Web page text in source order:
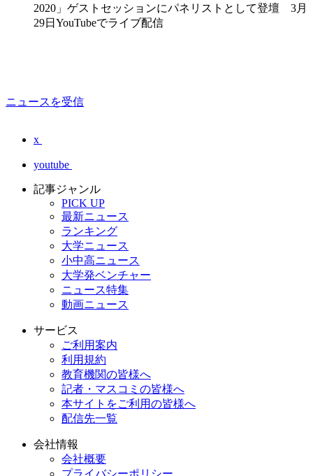
2020」ゲストセッションにパネリストとして登壇 3月
29日YouTubeでライブ配信
ニュースを受信
x
youtube
記事ジャンル
PICK UP
最新ニュース
ランキング
大学ニュース
小中高ニュース
大学発ベンチャー
ニュース特集
動画ニュース
サービス
ご利用案内
利用規約
教育機関の皆様へ
記者・マスコミの皆様へ
本サイトをご利用の皆様へ
配信先一覧
会社情報
会社概要